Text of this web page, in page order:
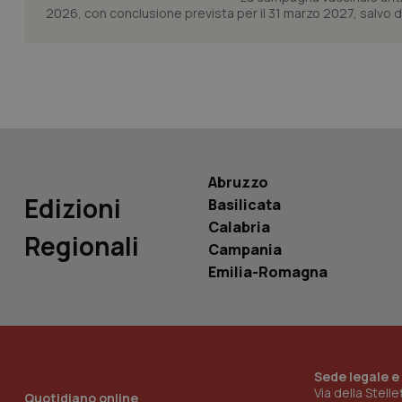
2026, con conclusione prevista per il 31 marzo 2027, salvo
Edizioni
Regionali
Abruzzo
Basilicata
Calabria
Campania
Emilia-Romagna
Quotidiano online
Sede legale
Via della
_ga_KM60CM4NPH